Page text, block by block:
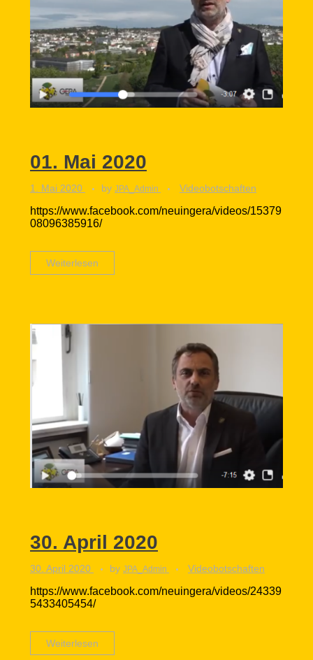
Nummer 07 – 2022
Nummer 06 – 2021
Nummer 05 – 2021
Nummer 03 – 2020
Nummer 02 – 2019
Nummer 01 – 2019
IMPRESSUM
01. Mai 2020
1. Mai 2020 by JPA_Admin Videobotschaften
https://www.facebook.com/neuingera/videos/15379
08096385916/
Weiterlesen
30. April 2020
30. April 2020 by JPA_Admin Videobotschaften
https://www.facebook.com/neuingera/videos/24339
5433405454/
Weiterlesen